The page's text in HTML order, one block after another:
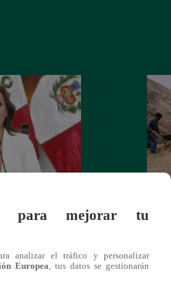
desde 2026
para mejorar tu
analizar el tráfico y personalizar
Europea , tus datos se gestionarán